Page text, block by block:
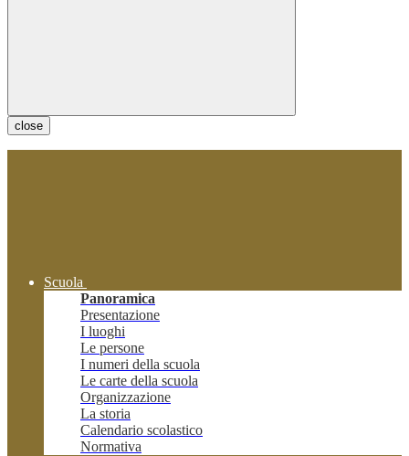
close
Scuola
Panoramica
Presentazione
I luoghi
Le persone
I numeri della scuola
Le carte della scuola
Organizzazione
La storia
Calendario scolastico
Normativa